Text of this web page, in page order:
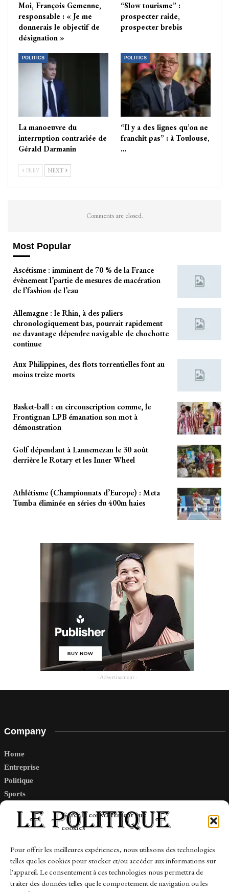
Gérer le consentement aux
cookies
Pour offrir les meilleures expériences, nous utilisons des technologies
telles que les cookies pour stocker et/ou accéder aux informations sur
l'appareil. Le consentement à ces technologies nous permettra de
traiter des données telles que le comportement de navigation ou les
Moi, François Gemenne,
responsable : « Je me
donnerais le objectif de
désignation »
“Slow tourisme” :
prospecter raide,
prospecter brebis
POLITICS
La manoeuvre du
interruption contrariée de
Gérald Darmanin
POLITICS
“Il y a des lignes qu’on ne
franchit pas” : à Toulouse,
…
PREV NEXT
Comments are closed.
Most Popular
Ascétisme : imminent de 70 % de la France
évènement l’partie de mesures de macération
de l’fashion de l’eau
Allemagne : le Rhin, à des paliers
chronologiquement bas, pourrait rapidement
ne davantage dépendre navigable de chochotte
continue
Aux Philippines, des flots torrentielles font au
moins treize morts
Basket-ball : en circonscription comme, le
Frontignan LPB émanation son mot à
démonstration
Golf dépendant à Lannemezan le 30 août
derrière le Rotary et les Inner Wheel
Athlétisme (Championnats d’Europe) : Meta
Tumba éliminée en séries du 400m haies
- Advertisement -
Company
Home
Entreprise
Politique
Sports
Links